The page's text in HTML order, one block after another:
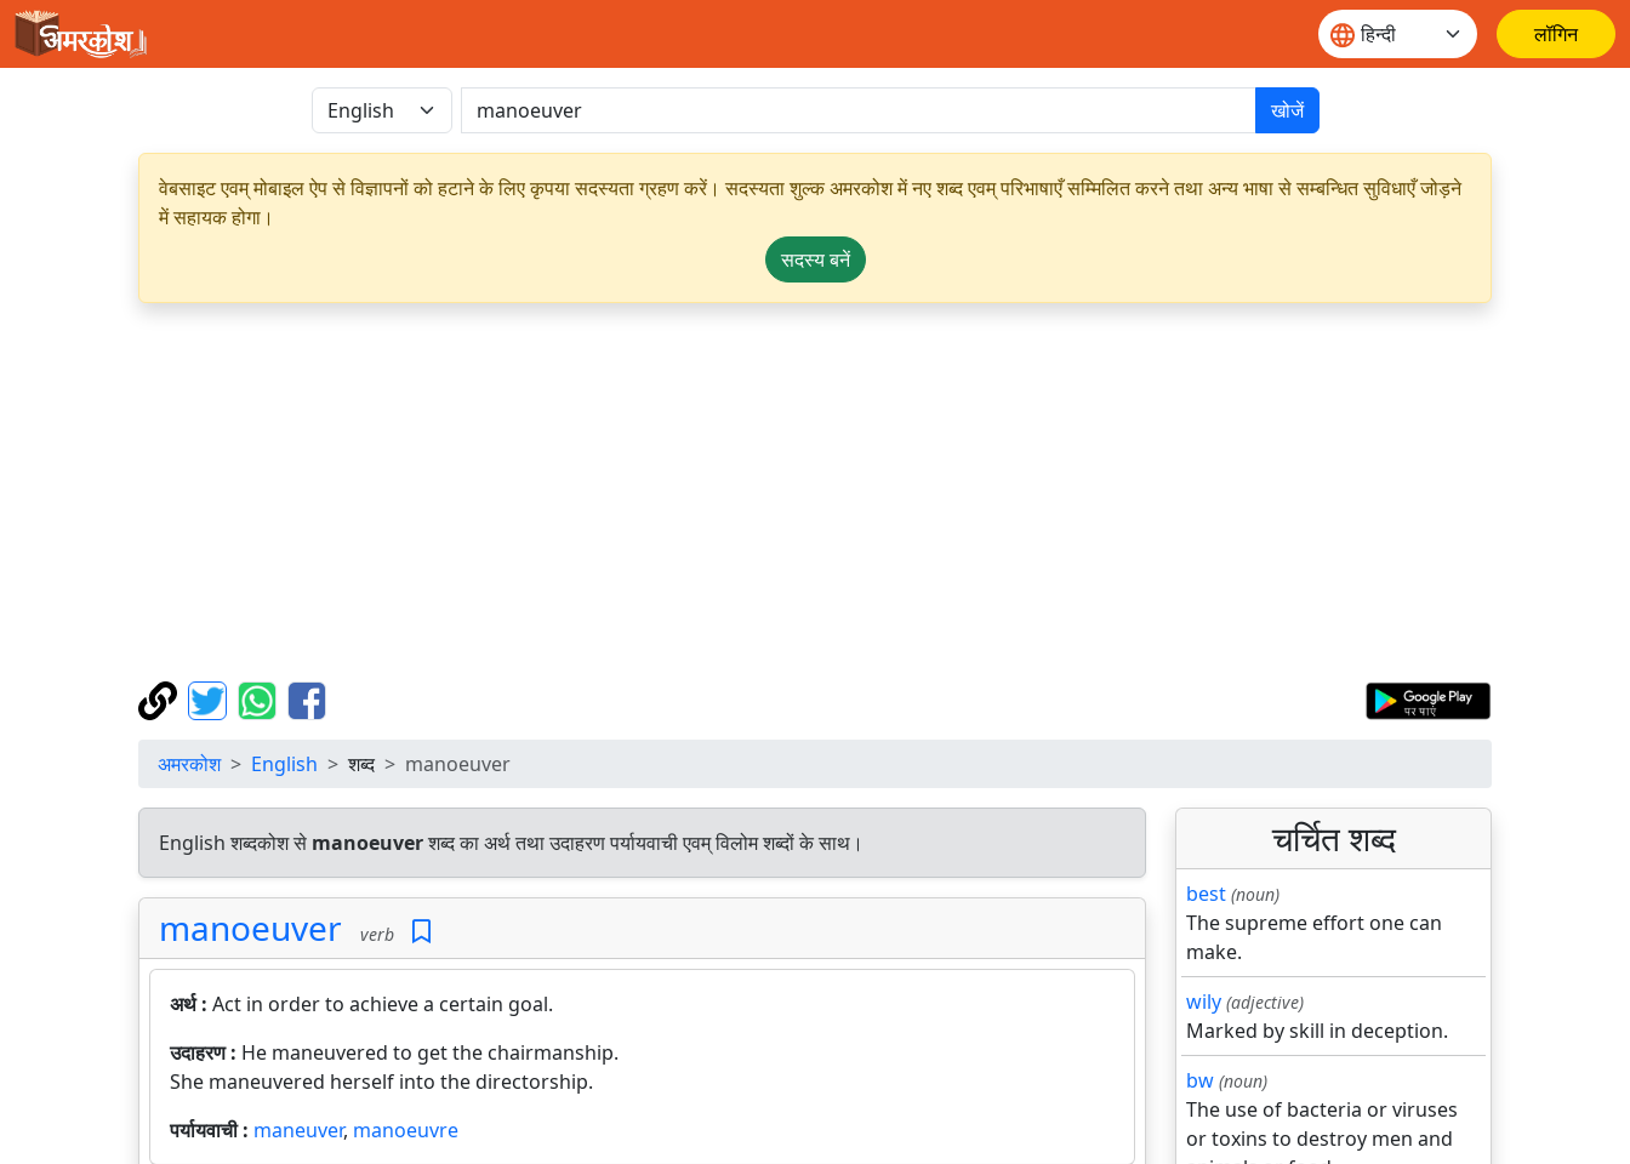
लॉगिन
खोजें
वेबसाइट एवम् मोबाइल ऐप से विज्ञापनों को हटाने के लिए कृपया सदस्यता ग्रहण करें। सदस्यता शुल्क अमरकोश में नए शब्द एवम् परिभाषाएँ सम्मिलित करने तथा अन्य भाषा से सम्बन्धित सुविधाएँ जोड़ने
में सहायक होगा।
सदस्य बनें
अमरकोश English शब्द manoeuver
English शब्दकोश से manoeuverशब्द का अर्थ तथा उदाहरण पर्यायवाची एवम् विलोम शब्दों के साथ।
manoeuver verb
अर्थ : Act in order to achieve a certain goal.
उदाहरण : He maneuvered to get the chairmanship.
She maneuvered herself into the directorship.
पर्यायवाची : maneuver, manoeuvre
चर्चित शब्द
best (noun)
The supreme effort one can
make.
wily (adjective)
Marked by skill in deception.
bw (noun)
The use of bacteria or viruses
or toxins to destroy men and